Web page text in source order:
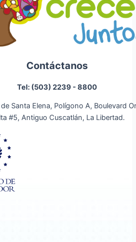
Contáctanos
Tel: (503) 2239 - 8800
Santa Elena, Polígono A, Boulevard
#5, Antiguo Cuscatlán, La Libertad.